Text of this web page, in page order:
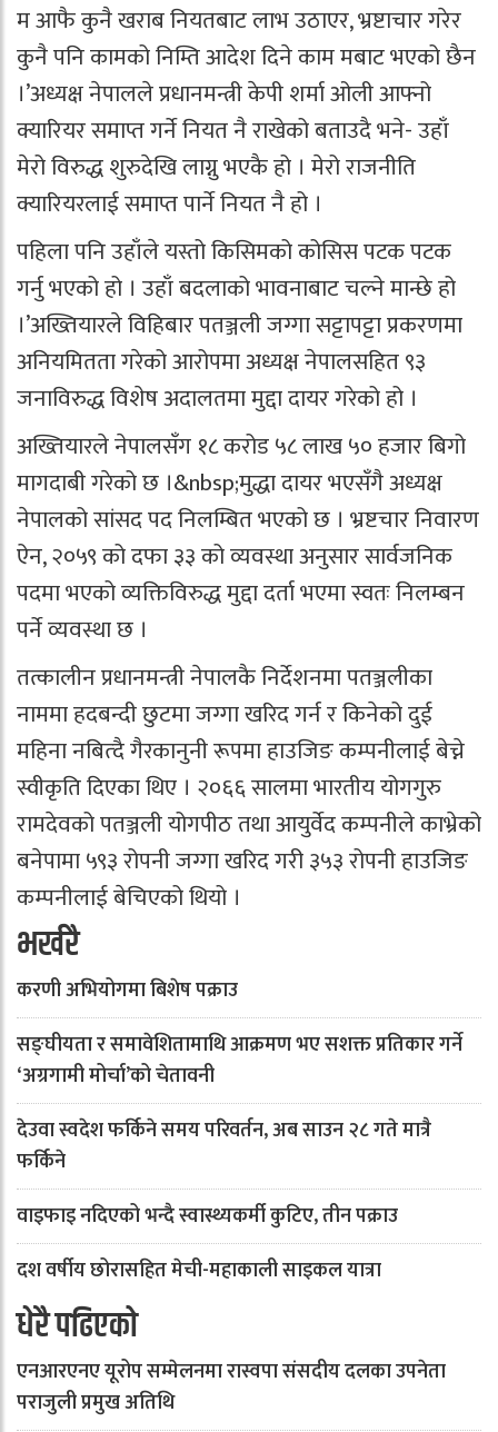
म आफै कुनै खराब नियतबाट लाभ उठाएर, भ्रष्टाचार गरेर
कुनै पनि कामको निम्ति आदेश दिने काम मबाट भएको छैन
।’अध्यक्ष नेपालले प्रधानमन्त्री केपी शर्मा ओली आफ्नो
क्यारियर समाप्त गर्ने नियत नै राखेको बताउदै भने- उहाँ
मेरो विरुद्ध शुरुदेखि लाग्नु भएकै हो । मेरो राजनीति
क्यारियरलाई समाप्त पार्ने नियत नै हो ।
पहिला पनि उहाँले यस्तो किसिमको कोसिस पटक पटक
गर्नु भएको हो । उहाँ बदलाको भावनाबाट चल्ने मान्छे हो
।’अख्तियारले विहिबार पतञ्जली जग्गा सट्टापट्टा प्रकरणमा
अनियमितता गरेको आरोपमा अध्यक्ष नेपालसहित ९३
जनाविरुद्ध विशेष अदालतमा मुद्दा दायर गरेको हो ।
अख्तियारले नेपालसँग १८ करोड ५८ लाख ५० हजार बिगो
मागदाबी गरेको छ ।&nbsp;मुद्धा दायर भएसँगै अध्यक्ष
नेपालको सांसद पद निलम्बित भएको छ । भ्रष्टचार निवारण
ऐन, २०५९ को दफा ३३ को व्यवस्था अनुसार सार्वजनिक
पदमा भएको व्यक्तिविरुद्ध मुद्दा दर्ता भएमा स्वतः निलम्बन
पर्ने व्यवस्था छ ।
तत्कालीन प्रधानमन्त्री नेपालकै निर्देशनमा पतञ्जलीका
नाममा हदबन्दी छुटमा जग्गा खरिद गर्न र किनेको दुई
महिना नबित्दै गैरकानुनी रूपमा हाउजिङ कम्पनीलाई बेच्ने
स्वीकृति दिएका थिए । २०६६ सालमा भारतीय योगगुरु
रामदेवको पतञ्जली योगपीठ तथा आयुर्वेद कम्पनीले काभ्रेको
बनेपामा ५९३ रोपनी जग्गा खरिद गरी ३५३ रोपनी हाउजिङ
कम्पनीलाई बेचिएको थियो ।
भर्खरै
करणी अभियोगमा बिशेष पक्राउ
सङ्घीयता र समावेशितामाथि आक्रमण भए सशक्त प्रतिकार गर्ने
‘अग्रगामी मोर्चा’को चेतावनी
देउवा स्वदेश फर्किने समय परिवर्तन, अब साउन २८ गते मात्रै
फर्किने
वाइफाइ नदिएको भन्दै स्वास्थ्यकर्मी कुटिए, तीन पक्राउ
दश वर्षीय छोरासहित मेची-महाकाली साइकल यात्रा
धेरै पढिएको
एनआरएनए यूरोप सम्मेलनमा रास्वपा संसदीय दलका उपनेता
पराजुली प्रमुख अतिथि